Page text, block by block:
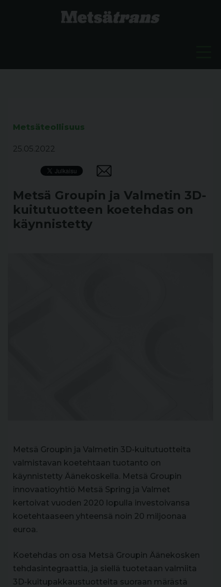
Metsäteollisuus
25.05.2022
Metsä Groupin ja Valmetin 3D-
kuitutuotteen koetehdas on
käynnistetty
Metsä Groupin ja Valmetin 3D-kuitutuotteita
valmistavan koetehtaan tuotanto on
käynnistetty Äänekoskella. Metsä Groupin
innovaatioyhtiö Metsä Spring ja Valmet
kertoivat vuoden 2020 lopulla investoivansa
koetehtaaseen yhteensä noin 20 miljoonaa
euroa.
Koetehdas on osa Metsä Groupin Äänekosken
tehdasintegraattia, ja siellä tuotetaan valmiita
3D-kuitupakkaustuotteita suoraan märästä